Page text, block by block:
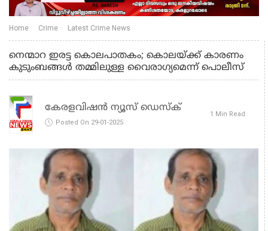
Home Crime Latest Crime News
നെന്മാറ ഇരട്ട കൊലപാതകം; കൊലയ്ക്ക് കാരണം
കുടുംബങ്ങള്‍ തമ്മിലുള്ള വൈരാഗ്യമെന്ന് പൊലീസ്
കേരളവിഷൻ ന്യൂസ് ഡെസ്‌ക്
Posted On 29-01-2025
1 Min Read